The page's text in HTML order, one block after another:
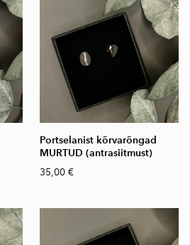
Portselanist kõrvarõngad
MURTUD (antrasiitmust)
35,00 €